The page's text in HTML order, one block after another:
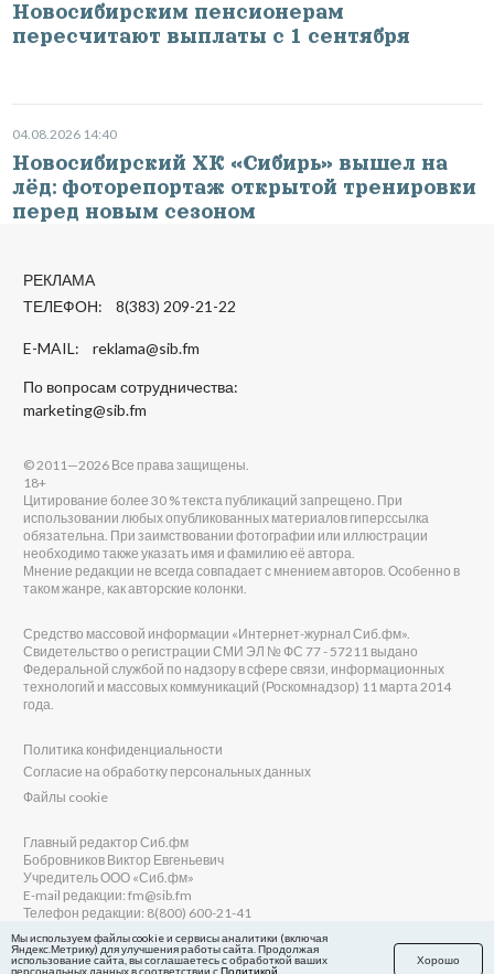
Новосибирским пенсионерам
пересчитают выплаты с 1 сентября
04.08.2026 14:40
Новосибирский ХК «Сибирь» вышел на
лёд: фоторепортаж открытой тренировки
перед новым сезоном
РЕКЛАМА
ТЕЛЕФОН: 8(383) 209-21-22
E-MAIL: reklama@sib.fm
По вопросам сотрудничества:
marketing@sib.fm
© 2011—2026 Все права защищены.
18+
Цитирование более 30 % текста публикаций запрещено. При
использовании любых опубликованных материалов гиперссылка
обязательна. При заимствовании фотографии или иллюстрации
необходимо также указать имя и фамилию её автора.
Мнение редакции не всегда совпадает с мнением авторов. Особенно в
таком жанре, как авторские колонки.
Средство массовой информации «Интернет-журнал Сиб.фм».
Свидетельство о регистрации СМИ ЭЛ № ФС 77 - 57211 выдано
Федеральной службой по надзору в сфере связи, информационных
технологий и массовых коммуникаций (Роскомнадзор) 11 марта 2014
года.
Политика конфиденциальности
Согласие на обработку персональных данных
Файлы cookie
Главный редактор Сиб.фм
Бобровников Виктор Евгеньевич
Учредитель ООО «Сиб.фм»
E-mail редакции: fm@sib.fm
Телефон редакции: 8(800) 600-21-41
Мы используем файлы cookie и сервисы аналитики (включая
Яндекс.Метрику) для улучшения работы сайта. Продолжая
использование сайта, вы соглашаетесь с обработкой ваших
персональных данных в соответствии сПолитикой
Хорошо